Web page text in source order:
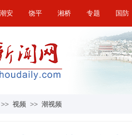
潮安 饶平 湘桥 专题 国防
>> 视频 >> 潮视频